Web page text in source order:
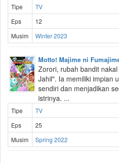
Tipe
TV
Eps
12
Musim
Winter 2023
Motto! Majime ni
Zorori, rubah bandit
Jahil". Ia memiliki impian
sendiri dan menjadikan
istrinya. ...
Tipe
TV
Eps
25
Musim
Spring 2022